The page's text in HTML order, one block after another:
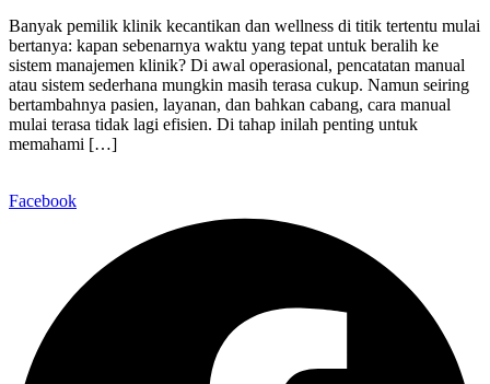
Banyak pemilik klinik kecantikan dan wellness di titik tertentu mulai
bertanya: kapan sebenarnya waktu yang tepat untuk beralih ke
sistem manajemen klinik? Di awal operasional, pencatatan manual
atau sistem sederhana mungkin masih terasa cukup. Namun seiring
bertambahnya pasien, layanan, dan bahkan cabang, cara manual
mulai terasa tidak lagi efisien. Di tahap inilah penting untuk
memahami […]
Facebook